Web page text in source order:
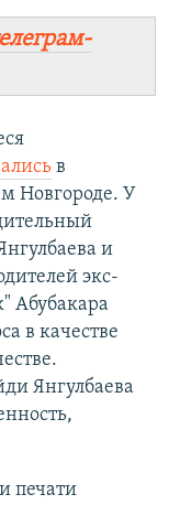
в
Новгороде. У
и
экс-
Абубакара
в качестве
Янгулбаева
печати